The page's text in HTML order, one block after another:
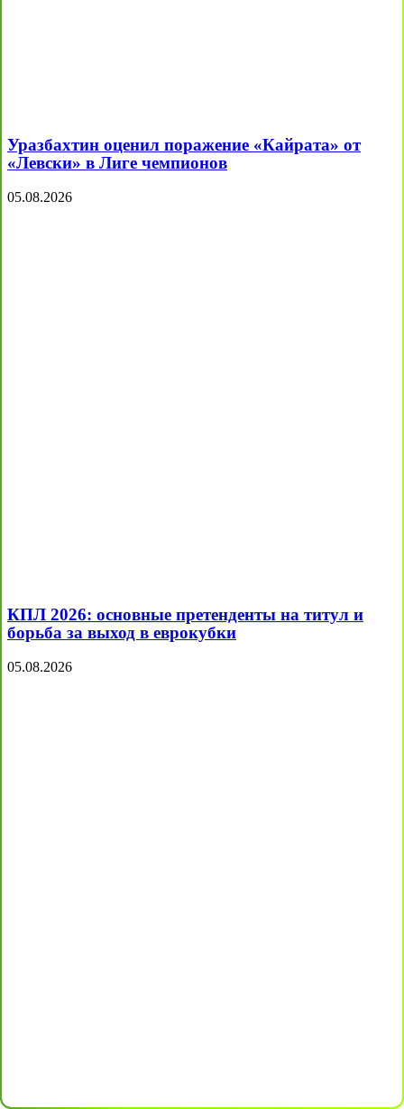
Уразбахтин оценил поражение «Кайрата» от
«Левски» в Лиге чемпионов
05.08.2026
КПЛ 2026: основные претенденты на титул и
борьба за выход в еврокубки
05.08.2026